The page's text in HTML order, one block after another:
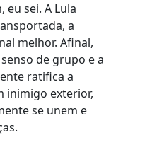
eu sei. A Lula
a
melhor. Afinal,
de grupo e a
ratifica a
inimigo exterior,
se unem e